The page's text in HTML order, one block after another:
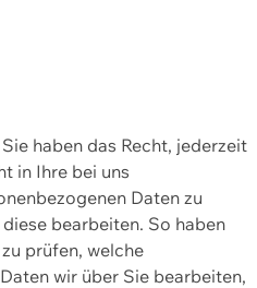
haben das Recht, jederzeit
in Ihre bei uns
Daten zu
bearbeiten. So haben
prüfen, welche
wir über Sie bearbeiten,